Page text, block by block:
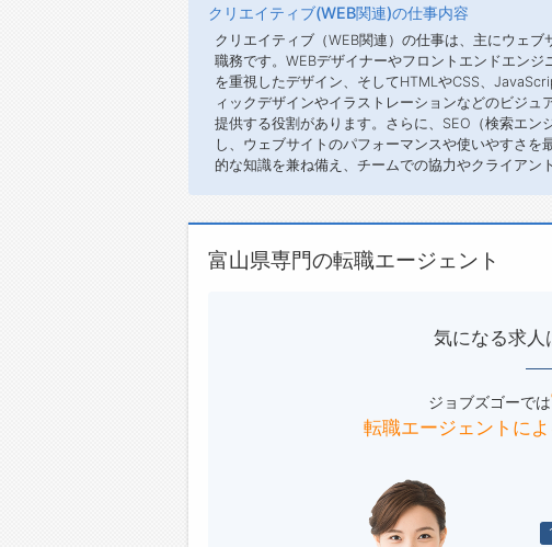
クリエイティブ(WEB関連)の仕事内容
クリエイティブ（WEB関連）の仕事は、主にウェ
職務です。WEBデザイナーやフロントエンドエン
を重視したデザイン、そしてHTMLやCSS、
ィックデザインやイラストレーションなどのビジ
提供する役割があります。さらに、SEO（検索エ
し、ウェブサイトのパフォーマンスや使いやすさ
的な知識を兼ね備え、チームでの協力やクライアン
富山県専門の転職エージェント
気になる求人
ジョブズゴーでは
転職エージェントによ